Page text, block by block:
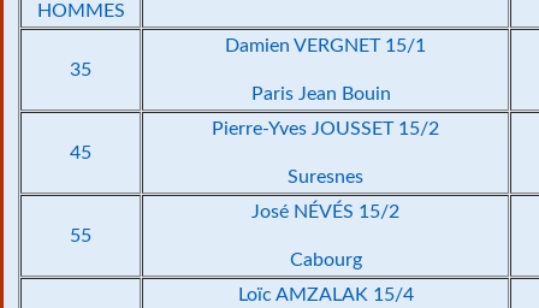
HOMMES
35
Damien VERGNET 15/1
Paris Jean Bouin
45
Pierre-Yves JOUSSET 15/2
Suresnes
55
José NÉVÉS 15/2
Cabourg
Loïc AMZALAK 15/4